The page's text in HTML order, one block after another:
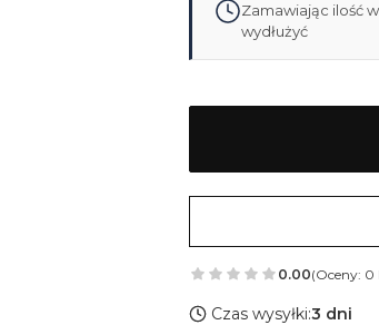
Zamawiając ilość
wydłużyć
0.00(Oceny: 0
Czas wysyłki:3 dni